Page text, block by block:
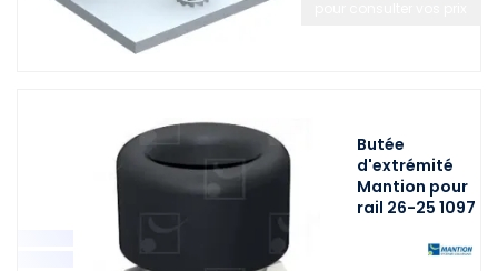
Butée
d'extrémité
Mantion pour
rail 26-25 1097